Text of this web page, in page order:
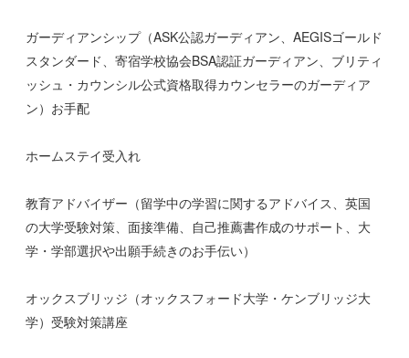
ガーディアンシップ（ASK公認ガーディアン、AEGISゴールド
スタンダード、寄宿学校協会BSA認証ガーディアン、ブリティ
ッシュ・カウンシル公式資格取得カウンセラーのガーディア
ン）お手配
ホームステイ受入れ
教育アドバイザー（留学中の学習に関するアドバイス、英国
の大学受験対策、面接準備、自己推薦書作成のサポート、大
学・学部選択や出願手続きのお手伝い）
オックスブリッジ（オックスフォード大学・ケンブリッジ大
学）受験対策講座